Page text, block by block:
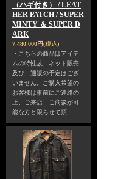
（ハギ付き） / LEAT
HER PATCH / SUPER
MINTY ＆ SUPER D
ARK
7,480,000円(税込)
・こちらの商品はアイテ
ムの特性故、ネット販売
及び、通販の予定はござ
いません。ご購入希望の
お客様は事前にご連絡の
上、ご来店、ご商談が可
能な方と限らせて頂…